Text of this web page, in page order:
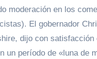
moderación en los
El gobernador
dijo con satisfacción
un período de «luna de